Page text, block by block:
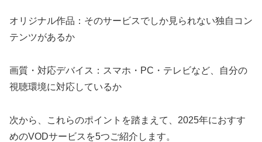
オリジナル作品：そのサービスでしか見られない独自コン
テンツがあるか
画質・対応デバイス：スマホ・PC・テレビなど、自分の
視聴環境に対応しているか
次から、これらのポイントを踏まえて、2025年におすす
めのVODサービスを5つご紹介します。